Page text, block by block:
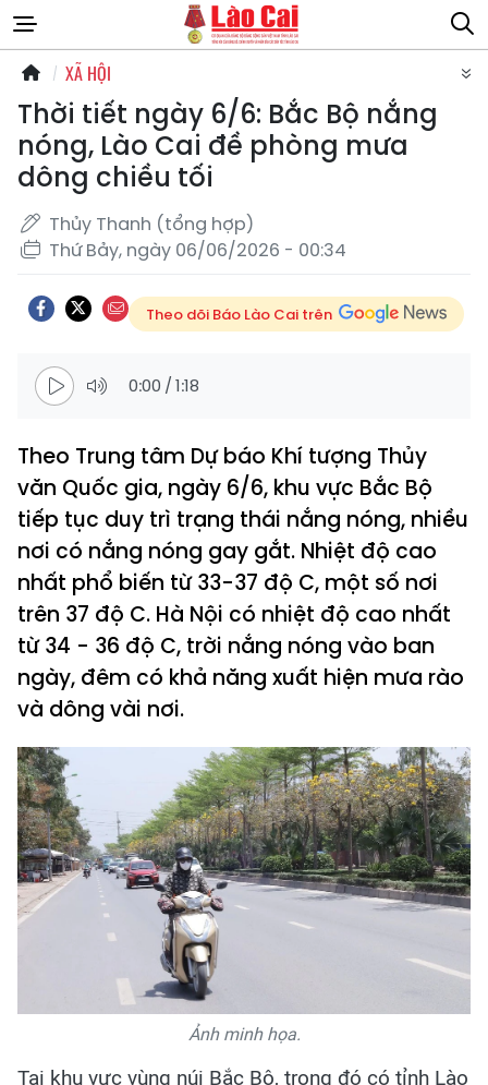
XÃ HỘI
Thời tiết ngày 6/6: Bắc Bộ nắng
nóng, Lào Cai đề phòng mưa
dông chiều tối
Thủy Thanh (tổng hợp)
Thứ Bảy, ngày 06/06/2026 - 00:34
Theo dõi Báo Lào Cai trên
0:00 /1:18
Theo Trung tâm Dự báo Khí tượng Thủy
văn Quốc gia, ngày 6/6, khu vực Bắc Bộ
tiếp tục duy trì trạng thái nắng nóng, nhiều
nơi có nắng nóng gay gắt. Nhiệt độ cao
nhất phổ biến từ 33-37 độ C, một số nơi
trên 37 độ C. Hà Nội có nhiệt độ cao nhất
từ 34 - 36 độ C, trời nắng nóng vào ban
ngày, đêm có khả năng xuất hiện mưa rào
và dông vài nơi.
Ảnh minh họa.
Tại khu vực vùng núi Bắc Bộ, trong đó có tỉnh Lào